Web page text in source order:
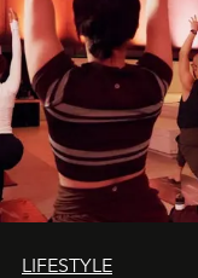
LIFESTYLE